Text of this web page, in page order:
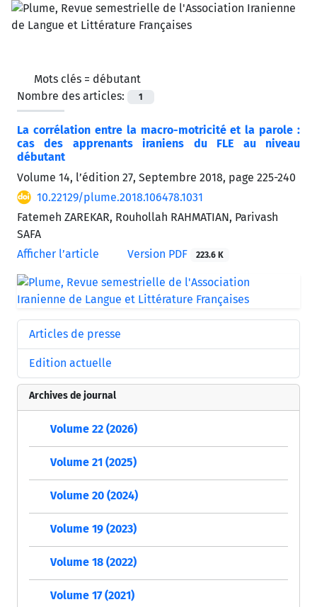
Mots clés = débutant
Nombre des articles:
1
La corrélation entre la macro-motricité et la parole :
cas des apprenants iraniens du FLE au niveau
débutant
Volume 14, l’édition 27, Septembre 2018, page 225-240
10.22129/plume.2018.106478.1031
Fatemeh ZAREKAR, Rouhollah RAHMATIAN, Parivash
SAFA
Afficher l’article
Version PDF 223.6 K
Articles de presse
Edition actuelle
Archives de journal
Volume 22 (2026)
Volume 21 (2025)
Volume 20 (2024)
Volume 19 (2023)
Volume 18 (2022)
Volume 17 (2021)